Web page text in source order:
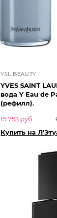
YSL BEAUTY
YVES SAINT
вода Y Eau de
(рефилл).
15 753 руб.
Купить на